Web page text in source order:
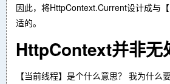
因此，将HttpContext.Current设计成与
适的。
HttpContext并非无
【当前线程】是个什么意思？ 我为什么